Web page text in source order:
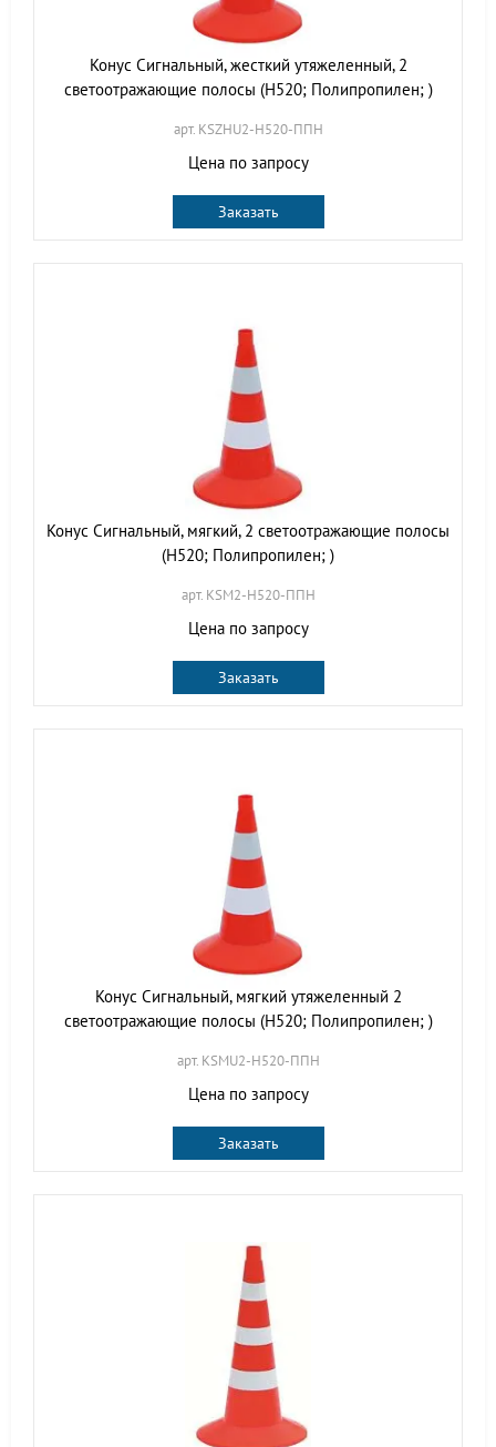
Конус Сигнальный, жесткий утяжеленный, 2
светоотражающие полосы (H520; Полипропилен; )
арт. KSZHU2-H520-ППН
Цена по запросу
Заказать
Конус Сигнальный, мягкий, 2 светоотражающие полосы
(H520; Полипропилен; )
арт. KSM2-H520-ППН
Цена по запросу
Заказать
Конус Сигнальный, мягкий утяжеленный 2
светоотражающие полосы (H520; Полипропилен; )
арт. KSMU2-H520-ППН
Цена по запросу
Заказать